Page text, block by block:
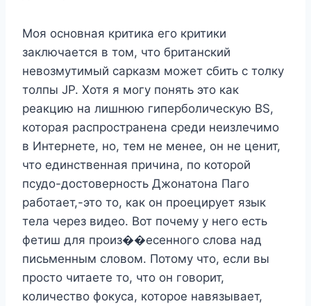
Моя основная критика его критики
заключается в том, что британский
невозмутимый сарказм может сбить с толку
толпы JP. Хотя я могу понять это как
реакцию на лишнюю гиперболическую BS,
которая распространена среди неизлечимо
в Интернете, но, тем не менее, он не ценит,
что единственная причина, по которой
псудо-достоверность Джонатона Паго
работает,-это то, как он проецирует язык
тела через видео. Вот почему у него есть
фетиш для произ��есенного слова над
письменным словом. Потому что, если вы
просто читаете то, что он говорит,
количество фокуса, которое навязывает,